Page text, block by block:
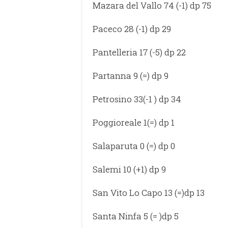
Mazara del Vallo 74 (-1) dp 75
Paceco 28 (-1) dp 29
Pantelleria 17 (-5) dp 22
Partanna 9 (=) dp 9
Petrosino 33(-1 ) dp 34
Poggioreale 1(=) dp 1
Salaparuta 0 (=) dp 0
Salemi 10 (+1) dp 9
San Vito Lo Capo 13 (=)dp 13
Santa Ninfa 5 (= )dp 5